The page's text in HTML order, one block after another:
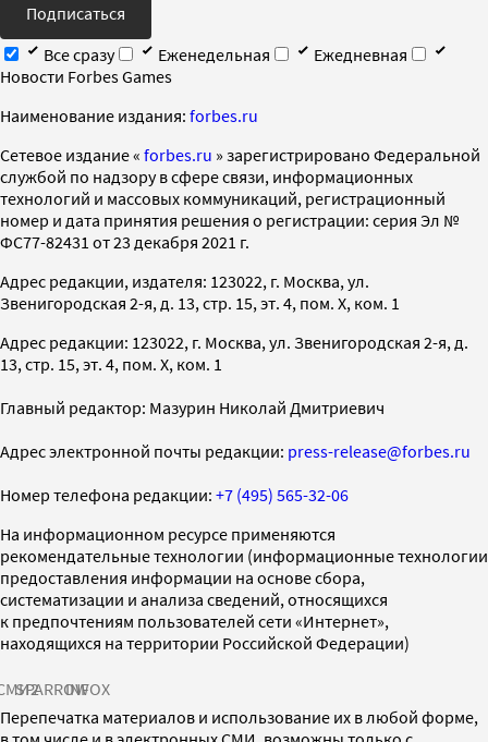
Подписаться
Все сразу
Еженедельная
Ежедневная
Новости Forbes Games
Наименование издания: forbes.ru
Cетевое издание « forbes.ru » зарегистрировано Федеральной
службой по надзору в сфере связи, информационных
технологий и массовых коммуникаций, регистрационный
номер и дата принятия решения о регистрации: серия Эл №
ФС77-82431 от 23 декабря 2021 г.
Адрес редакции, издателя: 123022, г. Москва, ул.
Звенигородская 2-я, д. 13, стр. 15, эт. 4, пом. X, ком. 1
Адрес редакции: 123022, г. Москва, ул. Звенигородская 2-я, д.
13, стр. 15, эт. 4, пом. X, ком. 1
Главный редактор: Мазурин Николай Дмитриевич
Адрес электронной почты редакции: press-release@forbes.ru
Номер телефона редакции: +7 (495) 565-32-06
На информационном ресурсе применяются
рекомендательные технологии (информационные технологии
предоставления информации на основе сбора,
систематизации и анализа сведений, относящихся
к предпочтениям пользователей сети «Интернет»,
находящихся на территории Российской Федерации)
SPARROWINFOX
Перепечатка материалов и использование их в любой форме,